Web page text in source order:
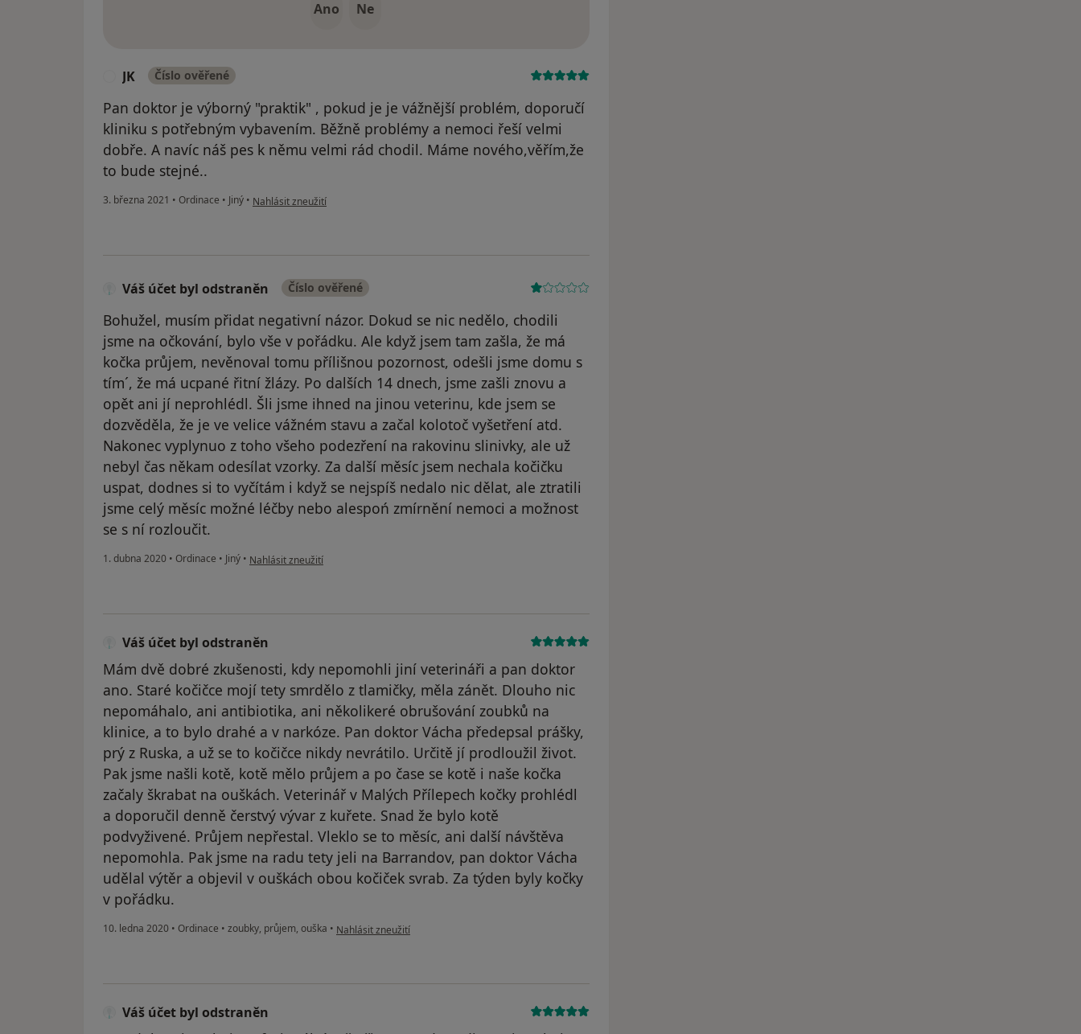
Ano Ne
JK Číslo ověřené
Pan doktor je výborný "praktik" , pokud je je vážnější problém, doporučí
kliniku s potřebným vybavením. Běžně problémy a nemoci řeší velmi
dobře. A navíc náš pes k němu velmi rád chodil. Máme nového,věřím,že
to bude stejné..
3. března 2021 • Ordinace • Jiný • podle názoru uživatele JK
Nahlásit zneužití
Váš účet byl odstraněn Číslo ověřené
Bohužel, musím přidat negativní názor. Dokud se nic nedělo, chodili
jsme na očkování, bylo vše v pořádku. Ale když jsem tam zašla, že má
kočka průjem, nevěnoval tomu přílišnou pozornost, odešli jsme domu s
tím´, že má ucpané řitní žlázy. Po dalších 14 dnech, jsme zašli znovu a
opět ani jí neprohlédl. Šli jsme ihned na jinou veterinu, kde jsem se
dozvěděla, že je ve velice vážném stavu a začal kolotoč vyšetření atd.
Nakonec vyplynuo z toho všeho podezření na rakovinu slinivky, ale už
nebyl čas někam odesílat vzorky. Za další měsíc jsem nechala kočičku
uspat, dodnes si to vyčítám i když se nejspíš nedalo nic dělat, ale ztratili
jsme celý měsíc možné léčby nebo alespoń zmírnění nemoci a možnost
se s ní rozloučit.
1. dubna 2020 • Ordinace • Jiný • podle názoru uživatele Váš účet byl odstraněn
Nahlásit zneužití
Váš účet byl odstraněn
Mám dvě dobré zkušenosti, kdy nepomohli jiní veterináři a pan doktor
ano. Staré kočičce mojí tety smrdělo z tlamičky, měla zánět. Dlouho nic
nepomáhalo, ani antibiotika, ani několikeré obrušování zoubků na
klinice, a to bylo drahé a v narkóze. Pan doktor Vácha předepsal prášky,
prý z Ruska, a už se to kočičce nikdy nevrátilo. Určitě jí prodloužil život.
Pak jsme našli kotě, kotě mělo průjem a po čase se kotě i naše kočka
začaly škrabat na ouškách. Veterinář v Malých Přílepech kočky prohlédl
a doporučil denně čerstvý vývar z kuřete. Snad že bylo kotě
podvyživené. Průjem nepřestal. Vleklo se to měsíc, ani další návštěva
nepomohla. Pak jsme na radu tety jeli na Barrandov, pan doktor Vácha
udělal výtěr a objevil v ouškách obou kočiček svrab. Za týden byly kočky
v pořádku.
10. ledna 2020 • Ordinace • zoubky, průjem, ouška • podle názoru uživatele Váš účet byl odstraněn
Nahlásit zneužití
Váš účet byl odstraněn